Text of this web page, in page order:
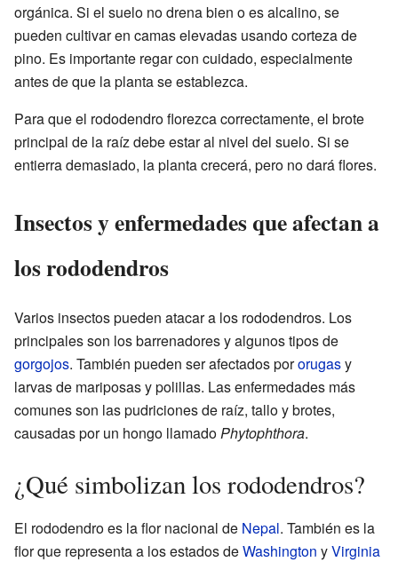
orgánica. Si el suelo no drena bien o es alcalino, se
pueden cultivar en camas elevadas usando corteza de
pino. Es importante regar con cuidado, especialmente
antes de que la planta se establezca.
Para que el rododendro florezca correctamente, el brote
principal de la raíz debe estar al nivel del suelo. Si se
entierra demasiado, la planta crecerá, pero no dará flores.
Insectos y enfermedades que afectan a
los rododendros
Varios insectos pueden atacar a los rododendros. Los
principales son los barrenadores y algunos tipos de
gorgojos. También pueden ser afectados pororugasy
larvas de mariposas y polillas. Las enfermedades más
comunes son las pudriciones de raíz, tallo y brotes,
causadas por un hongo llamado Phytophthora.
¿Qué simbolizan los rododendros?
El rododendro es la flor nacional de Nepal. También es la
flor que representa a los estados deWashington yVirginia